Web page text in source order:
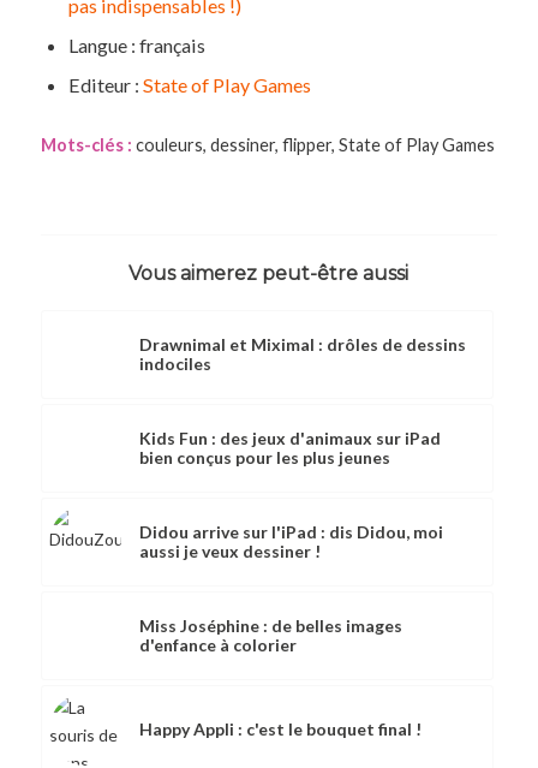
pas indispensables !)
Langue : français
Editeur : State of Play Games
Mots-clés : couleurs, dessiner, flipper, State of Play Games
Vous aimerez peut-être aussi
Drawnimal et Miximal : drôles de dessins
indociles
Kids Fun : des jeux d'animaux sur iPad
bien conçus pour les plus jeunes
Didou arrive sur l'iPad : dis Didou, moi
aussi je veux dessiner !
Miss Joséphine : de belles images
d'enfance à colorier
Happy Appli : c'est le bouquet final !